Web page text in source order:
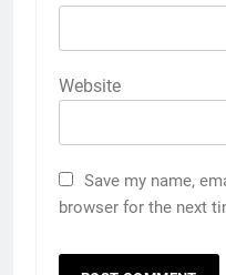
Website
Save my name,
browser for the next